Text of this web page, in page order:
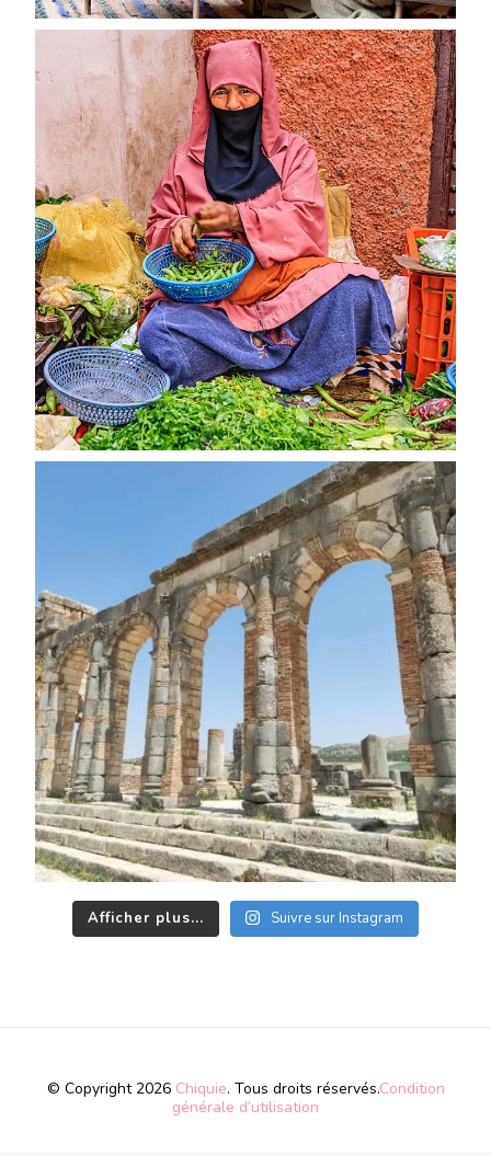
Afficher plus... Suivre sur Instagram
© Copyright 2026 Chiquie. Tous droits réservés.Condition
générale d’utilisation